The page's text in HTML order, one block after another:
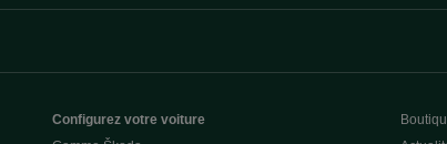
Configurez votre voiture